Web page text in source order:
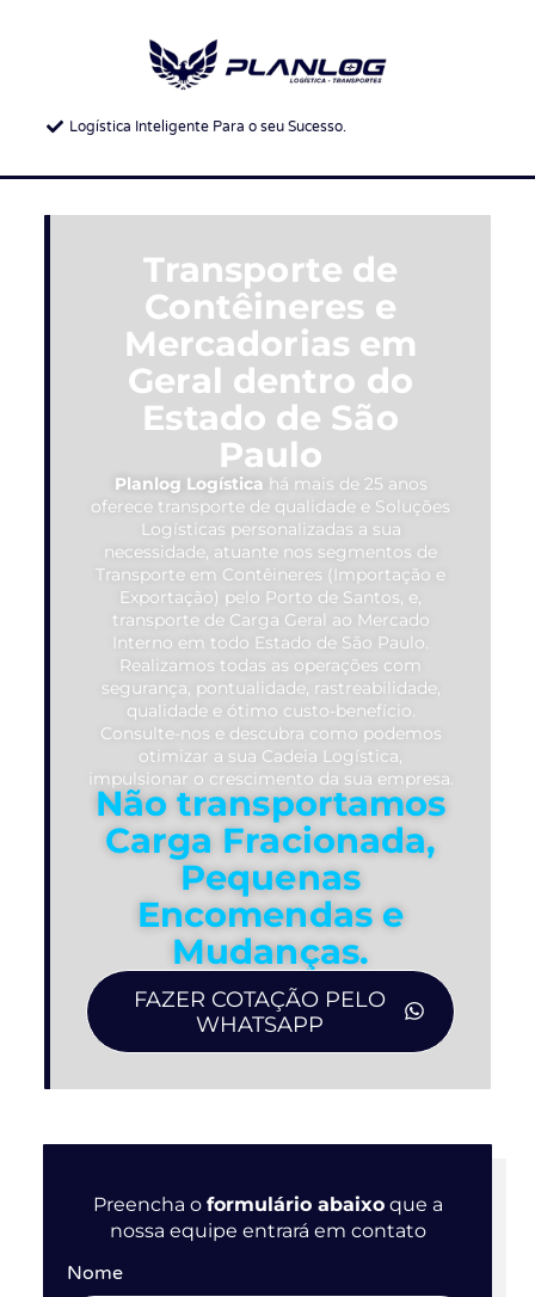
Logística Inteligente Para o seu Sucesso.
Transporte de
Contêineres e
Mercadorias em
Geral dentro do
Estado de São
Paulo
Planlog Logística há mais de 25 anos
oferece transporte de qualidade e Soluções
Logísticas personalizadas a sua
necessidade, atuante nos segmentos de
Transporte em Contêineres (Importação e
Exportação) pelo Porto de Santos, e,
transporte de Carga Geral ao Mercado
Interno em todo Estado de São Paulo.
Realizamos todas as operações com
segurança, pontualidade, rastreabilidade,
qualidade e ótimo custo-benefício.
Consulte-nos e descubra como podemos
otimizar a sua Cadeia Logística,
impulsionar o crescimento da sua empresa.
Não transportamos
Carga Fracionada,
Pequenas
Encomendas e
Mudanças.
FAZER COTAÇÃO PELO
WHATSAPP
Preencha o formulário abaixoque a
nossa equipe entrará em contato
Nome